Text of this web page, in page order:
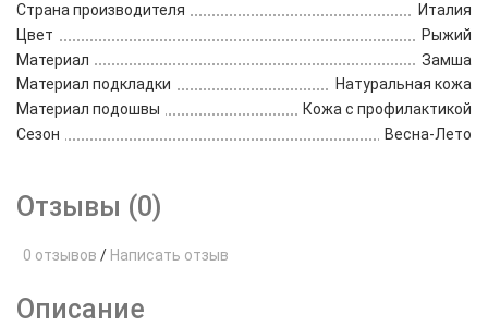
Страна производителя
Италия
Цвет
Рыжий
Материал
Замша
Материал подкладки
Натуральная кожа
Материал подошвы
Кожа с профилактикой
Сезон
Весна-Лето
Отзывы (0)
0 отзывов / Написать отзыв
Описание